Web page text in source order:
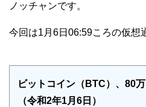
ノッチャンです。
今回は1月6日06:59ころの仮想
ビットコイン（BTC）、80
（令和2年1月6日）